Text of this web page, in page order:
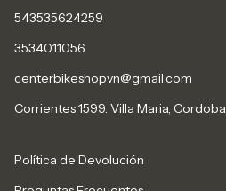
543535624259
3534011056
centerbikeshopvn@gmail.com
Corrientes 1599. Villa Maria, Cordoba
Política de Devolución